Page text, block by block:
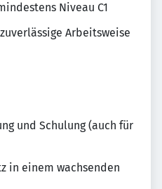
Niveau C1
Arbeitsweise
und Schulung (auch für
in einem wachsenden